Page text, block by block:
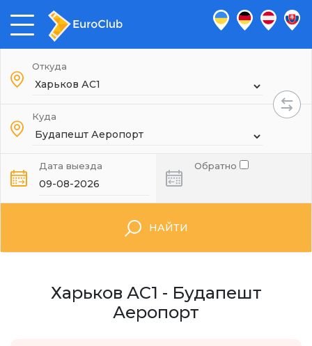
Откуда
Куда
Дата выезда Обратно
НАЙТИ
Харьков АС1 - Будапешт
Аеропорт